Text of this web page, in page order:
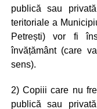
publică sau
teritoriale a
Petrești) vor fi
învățământ (care
sens).
2) Copiii care nu
publică sau